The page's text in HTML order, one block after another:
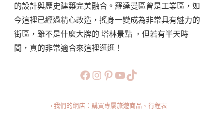
精
彩
·
歷
與
的設計與歷史建築完美融合。羅達曼區曾是工業區，如
今這裡已經過精心改造，搖身一變成為非常具有魅力的
街區，雖不是什麼大牌的 塔林景點 ，但若有半天時
間，真的非常適合來這裡逛逛！
https://www.facebook.com/
https://
https://
旅行美食小短片TikTok
› 我們的網店：購買專屬旅遊商品、行程表